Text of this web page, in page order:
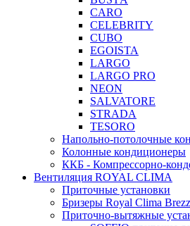
CARO
CELEBRITY
CUBO
EGOISTA
LARGO
LARGO PRO
NEON
SALVATORE
STRADA
TESORO
Напольно-потолочные
Колонные кондиционеры
ККБ - Компрессорно-
Вентиляция ROYAL CLIMA
Приточные установки
Бризеры Royal Clima
Приточно-вытяжные